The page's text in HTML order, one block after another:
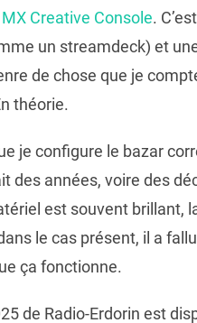
Creative Console.
un streamdeck) et
de chose que je
théorie.
je configure le bazar
des années, voire des
est souvent brillant,
le cas présent, il a
ça fonctionne.
de Radio-Erdorin est